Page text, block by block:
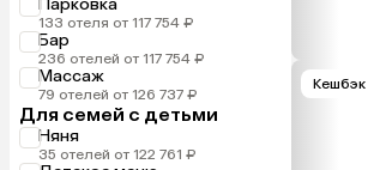
133 отеля от 117 754 ₽
Бар
236 отелей от 117 754 ₽
Массаж
79 отелей от 126 737 ₽
Для семей с детьми
Няня
35 отелей от 122 761 ₽
Кешбэк